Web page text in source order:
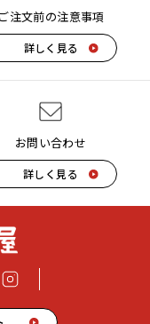
ご注文前の注意事項
詳しく見る
お問い合わせ
詳しく見る